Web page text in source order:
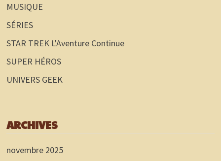
MUSIQUE
SÉRIES
STAR TREK L'Aventure Continue
SUPER HÉROS
UNIVERS GEEK
ARCHIVES
novembre 2025